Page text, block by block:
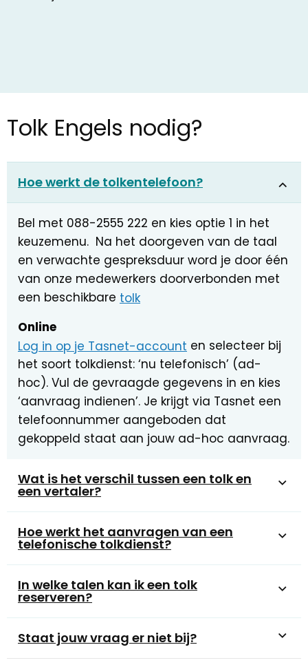
Tolk Engels nodig?
Hoe werkt de tolkentelefoon?
Bel met 088-2555 222 en kies optie 1 in het
keuzemenu. Na het doorgeven van de taal
en verwachte gespreksduur word je door één
van onze medewerkers doorverbonden met
een beschikbare tolk
Online
Log in op je Tasnet-account en selecteer bij
het soort tolkdienst: ‘nu telefonisch’ (ad-
hoc). Vul de gevraagde gegevens in en kies
‘aanvraag indienen’. Je krijgt via Tasnet een
telefoonnummer aangeboden dat
gekoppeld staat aan jouw ad-hoc aanvraag.
Wat is het verschil tussen een tolk en
een vertaler?
Hoe werkt het aanvragen van een
telefonische tolkdienst?
In welke talen kan ik een tolk
reserveren?
Staat jouw vraag er niet bij?